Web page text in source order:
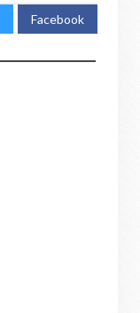
Facebook